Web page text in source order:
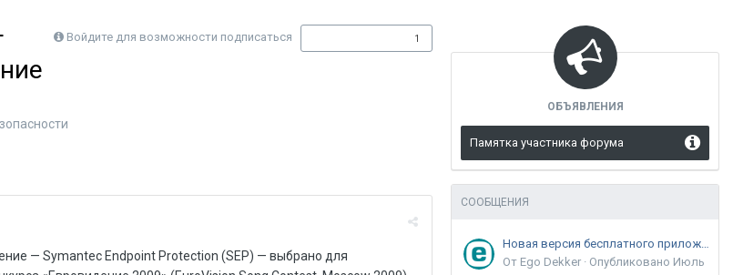
Войдите для возможности подписаться 1
— Symantec Endpoint Protection (SEP) — выбрано для
ОБЪЯВЛЕНИЯ
Памятка участника форума
СООБЩЕНИЯ
Новая версия бесплатного приложения ESET Online Scanner доступна пользователям
От Ego Dekker · Опубликовано Июль